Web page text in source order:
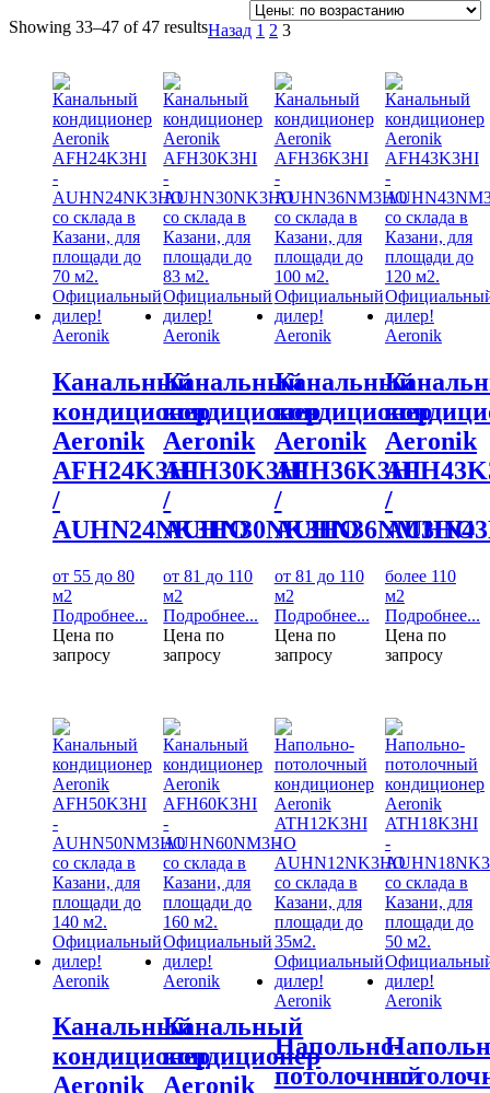
Showing 33–47 of 47 resultsНазад 1 2 3
Aeronik
Канальный
кондиционер
Aeronik
AFH24K3HI
/
AUHN24NK3HO
от 55 до 80
м2
Подробнее...
Цена по
запросу
Aeronik
Канальный
кондиционер
Aeronik
AFH30K3HI
/
AUHN30NK3HO
от 81 до 110
м2
Подробнее...
Цена по
запросу
Aeronik
Канальный
кондиционер
Aeronik
AFH36K3HI
/
AUHN36NM3HO
от 81 до 110
м2
Подробнее...
Цена по
запросу
Aeronik
Aeronik
/
более 110
м2
Подробнее...
Цена по
запросу
Aeronik
Канальный
кондиционер
Aeronik
Aeronik
Канальный
кондиционер
Aeronik
Aeronik
Напольно-
потолочный
Aeronik